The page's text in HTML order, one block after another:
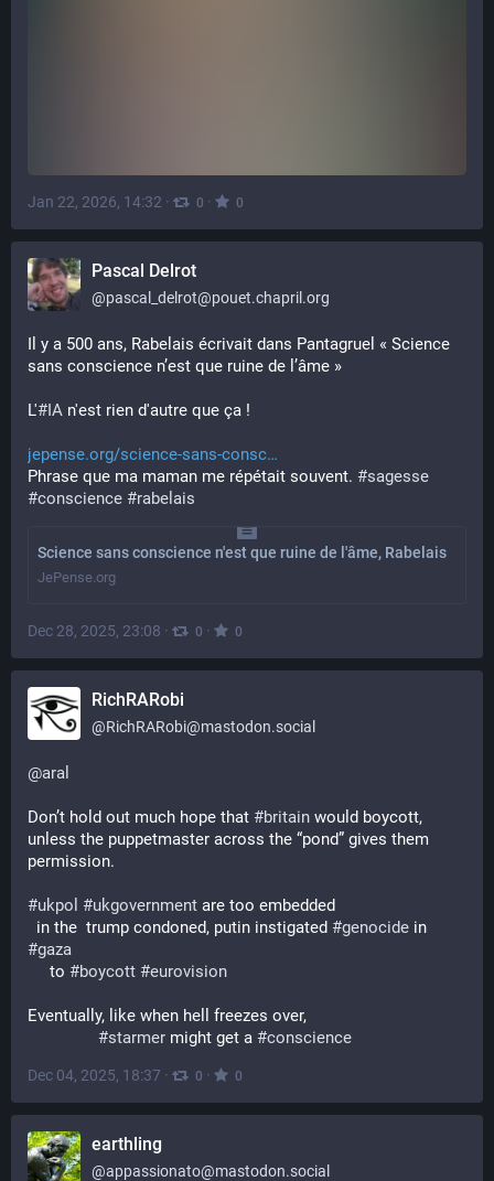
Jan 22, 2026, 14:32 · 0 · 0
Pascal Delrot
@pascal_delrot@pouet.chapril.org
Il y a 500 ans, Rabelais écrivait dans Pantagruel « Science
sans conscience n’est que ruine de l’âme »
L'#IA n'est rien d'autre que ça !
jepense.org/science-sans-consc
Phrase que ma maman me répétait souvent. #sagesse
#conscience #rabelais
Science sans conscience n'est que ruine de l'âme, Rabelais
JePense.org
Dec 28, 2025, 23:08 · 0 · 0
RichRARobi
@RichRARobi@mastodon.social
@aral
Don’t hold out much hope that #britain would boycott,
unless the puppetmaster across the “pond” gives them
permission.
#ukpol #ukgovernment are too embedded
  in the  trump condoned, putin instigated
#genocide
#gaza
     to
#boycott #eurovision
Eventually, like when hell freezes over,
#starmer might get a #conscience
Dec 04, 2025, 18:37 · 0 · 0
earthling
@appassionato@mastodon.social